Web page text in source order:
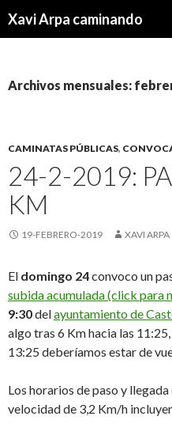
Xavi Arpa caminando
Archivos mensuales:
CAMINATAS PÚBLICAS,
24-2-2019:
KM
19-FEBRERO-2019 XAVI ARPA
El domingo 24convoco un
subida acumulada (click para
9:30delayuntamiento de
algo tras 6 Km hacia las
13:25 deberíamos estar de
Los horarios de paso y
velocidad de 3,2 Km/h